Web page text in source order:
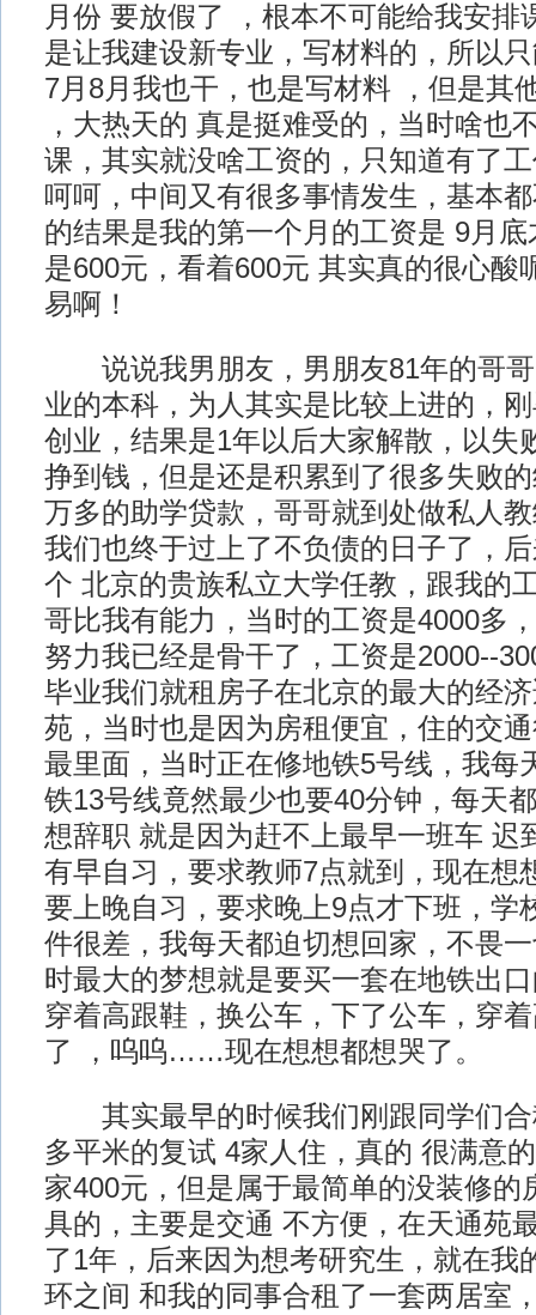
月份 要放假了 ，根本不可能给我安排
是让我建设新专业，写材料的，所以
7月8月我也干，也是写材料 ，但是其
，大热天的 真是挺难受的，当时啥也
课，其实就没啥工资的，只知道有了
呵呵，中间又有很多事情发生，基本
的结果是我的第一个月的工资是 9月
是600元，看着600元 其实真的很心酸
易啊！
说说我男朋友，男朋友81年的哥哥
业的本科，为人其实是比较上进的，
创业，结果是1年以后大家解散，以失
挣到钱，但是还是积累到了很多失败
万多的助学贷款，哥哥就到处做私人
我们也终于过上了不负债的日子了，
个 北京的贵族私立大学任教，跟我的
哥比我有能力，当时的工资是4000多
努力我已经是骨干了，工资是2000--
毕业我们就租房子在北京的最大的经
苑，当时也是因为房租便宜，住的交
最里面，当时正在修地铁5号线，我每
铁13号线竟然最少也要40分钟，每天
想辞职 就是因为赶不上最早一班车 迟
有早自习，要求教师7点就到，现在想
要上晚自习，要求晚上9点才下班，学
件很差，我每天都迫切想回家，不畏
时最大的梦想就是要买一套在地铁出
穿着高跟鞋，换公车，下了公车，穿
了 ，呜呜……现在想想都想哭了。
其实最早的时候我们刚跟同学们合
多平米的复试 4家人住，真的 很满意
家400元，但是属于最简单的没装修的
具的，主要是交通 不方便，在天通苑
了1年，后来因为想考研究生，就在我
环之间 和我的同事合租了一套两居室